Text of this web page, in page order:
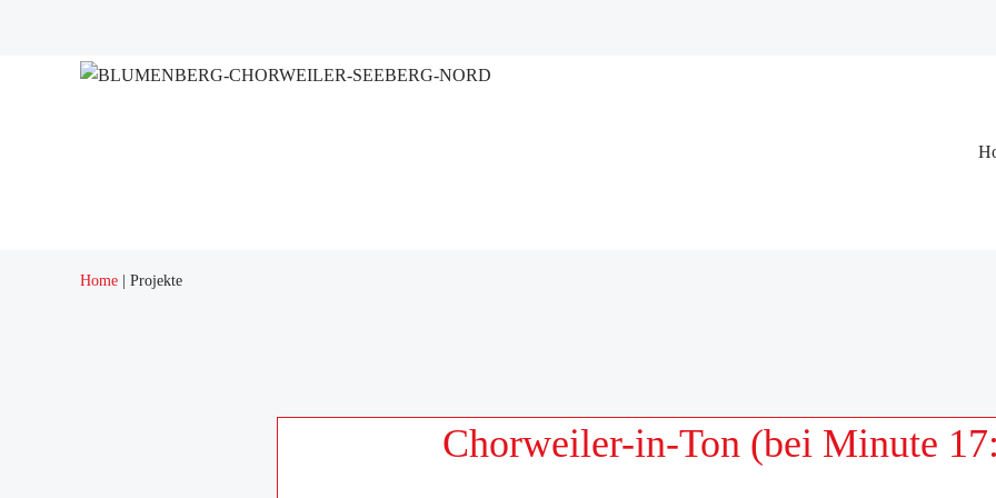
Home Projekte
Chorweiler-in-Ton (bei Minute